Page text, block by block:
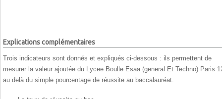
Explications complémentaires
Trois indicateurs sont donnés et expliqués ci-dessous : ils permettent de
mesurer la valeur ajoutée du Lycee Boulle Esaa (general Et Techno) Paris
au delà du simple pourcentage de réussite au baccalauréat.